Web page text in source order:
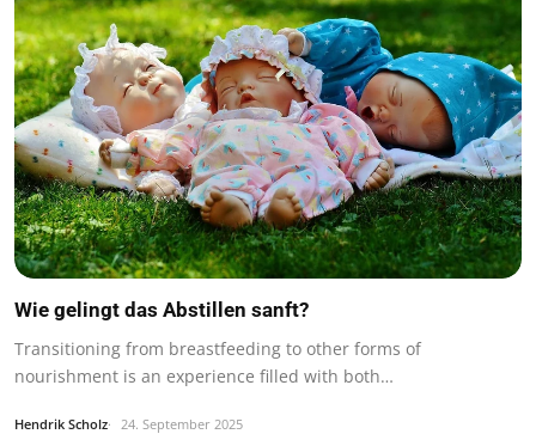
Wie gelingt das Abstillen sanft?
Transitioning from breastfeeding to other forms of
nourishment is an experience filled with both…
Hendrik Scholz 24. September 2025